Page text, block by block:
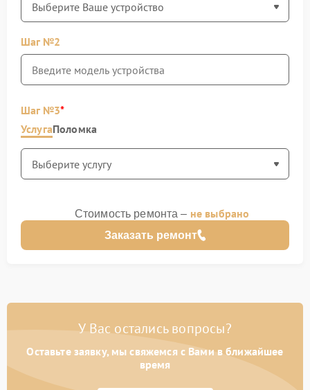
Шаг №2
Шаг №3
УслугаПоломка
Заказать ремонт
Стоимость ремонта – не выбрано
У Вас остались вопросы?
Оставьте заявку, мы свяжемся с Вами в ближайшее
время